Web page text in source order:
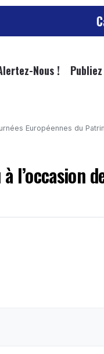
Canicule
Nous !
Européennes du
l’occasion